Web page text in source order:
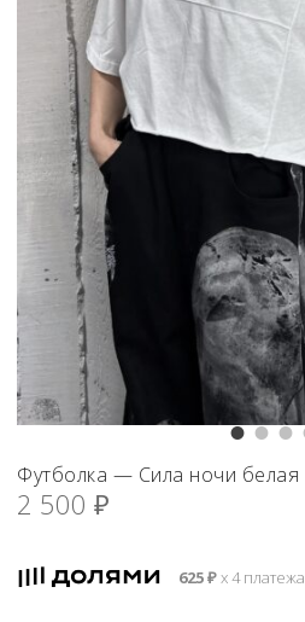
Футболка — Сила ночи белая
2 500 ₽
625₽х 4 платежа